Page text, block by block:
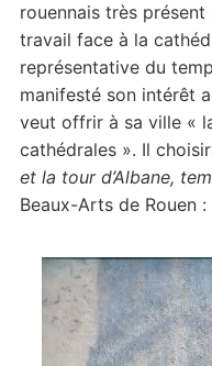
rouennais très
travail face à la
représentative du
manifesté son intérêt
veut offrir à sa ville «
cathédrales ». Il
et la tour d’Albane,
Beaux-Arts de Rouen :